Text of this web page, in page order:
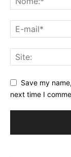
Save my
next time I